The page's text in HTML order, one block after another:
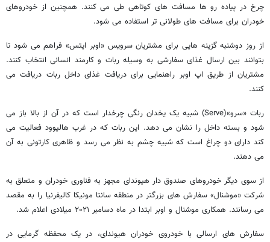
چرخ در پیاده رو ها مسافت های کوتاهی طی می کنند. همچنین از خودروهای
خودران برای مسافت های طولانی تر استفاده می شود.
از روز دوشنبه گزینه هایی برای مشتریان سرویس «اوبر ایتس» فراهم می شود تا
بتوانند بین ارسال غذای سفارشی به وسیله ربات و کارمند انسانی انتخاب کنند.
مشتریان از طریق اپ اوبر راهنمایی برای دریافت غذای داخل ربات دریافت می
کنند.
ربات «سرو»(Serve) شبیه یک یخدان رنگی چرخدار است که در آن از بالا باز می
شود و بسته داخل را نشان می دهد. این ربات که در غرب هالیوود فعالیت می
کند دارای دو چراغ است که شبیه چشم به نظر می رسد و ظاهری کارتونی به آن
می دهند.
از سوی دیگر خودروهای صندوق دار هیوندای مجهز به فناوری خودران و متعلق به
شرکت «موشنال» سفارش های بزرگتر در منطقه سانتا مونیکا کالیفرنیا را به مقصد
می رسانند. همکاری موشنال و اوبر ابتدا در ماه دسامبر ۲۰۲۱ میلادی اعلام شد.
سفارش های ارسالی با خودروی خودران هیوندای، در یک محفظه گرمایی در